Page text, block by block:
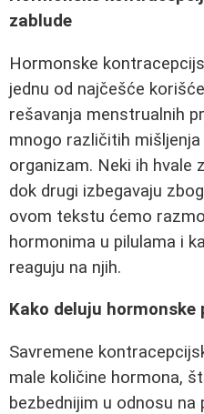
zablude
Hormonske
jednu od najčešće
rešavanja menstrualnih
mnogo različitih
organizam. Neki ih hvale
dok drugi izbegavaju
ovom tekstu ćemo
hormonima u pilulama i
reaguju na njih.
Kako deluju hormonske
Savremene
male količine hormona,
bezbednijim u odnosu